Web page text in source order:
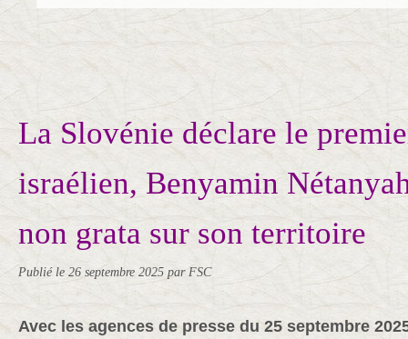
La Slovénie déclare le
israélien, Benyamin
non grata sur son territoire
Publié le 26 septembre 2025 par FSC
Avec les agences de presse du 25 septembre